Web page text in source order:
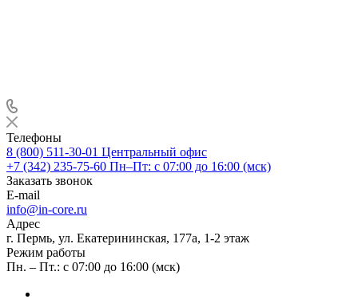
Телефоны
8 (800) 511-30-01 Центральный офис
+7 (342) 235-75-60 Пн–Пт: с 07:00 до 16:00 (мск)
Заказать звонок
E-mail
info@in-core.ru
Адрес
г. Пермь, ул. ​Екатерининская, 177а, ​1-2 этаж
Режим работы
Пн. – Пт.: с 07:00 до 16:00 (мск)